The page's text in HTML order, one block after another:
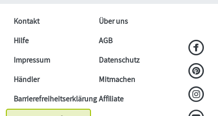
Kontakt
Über uns
Hilfe
AGB
Impressum
Datenschutz
Händler
Mitmachen
BarrierefreiheitserklärungAffiliate